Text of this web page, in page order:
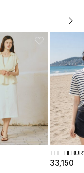
THE
33,150